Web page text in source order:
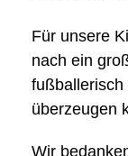
Für unsere
nach ein
fußballerisch
überzeugen
Wir